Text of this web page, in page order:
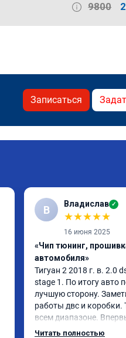
9800
Записаться
В Владислав ✓
★★★★★
16 июня 2025
«Чип тюнинг,
автомобиля»
Тигуан 2 2018 г. в. 2.0
stage 1. По итогу авто
лучшую сторону.
работы двс и коробки.
всем диапазоне.
по трассе меньше 8
Читать полностью